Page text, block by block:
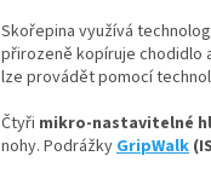
Skořepina využívá
přirozeně kopíruje chodidlo
lze provádět pomocí
Čtyři mikro-nastavitelné
nohy. PodrážkyGripWalk